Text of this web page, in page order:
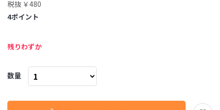
税抜 ￥480
ポイント
4
残りわずか
数量